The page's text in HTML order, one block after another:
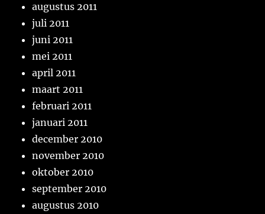
augustus 2011
juli 2011
juni 2011
mei 2011
april 2011
maart 2011
februari 2011
januari 2011
december 2010
november 2010
oktober 2010
september 2010
augustus 2010